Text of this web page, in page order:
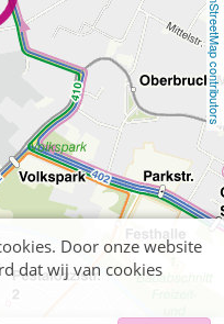
OpenStreetMap contributors
Door onze website
dat wij van cookies